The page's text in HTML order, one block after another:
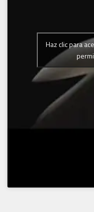
Haz clic para